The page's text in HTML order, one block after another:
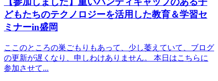
どもたちのテクノロジーを活用した教育＆学習セ
ミナーin盛岡
ここのところの巣ごもりもあって、少し萎えていて、ブログ
の更新が遅くなり、申しわけありません。 本日はこちらに
参加させて...